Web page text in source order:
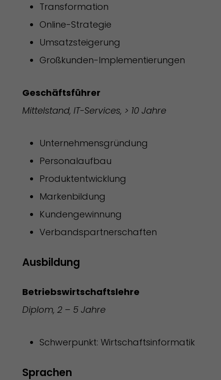
Transformation
Online-Strategie
Umsatzsteigerung
Großkunden-Implementierungen
Geschäftsführer
Mittelstand, IT-Services, > 10 Jahre
Unternehmensgründung
Personalaufbau
Produktentwicklung
Markenbildung
Kundengewinnung
Verbandspartnerschaften
Ausbildung
Betriebswirtschaftslehre
Diplom, 2 – 5 Jahre
Schwerpunkt: Wirtschaftsinformatik
Sprachen